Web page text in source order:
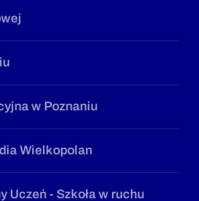
w Poznaniu
Wielkopolan
Uczeń - Szkoła w ruchu